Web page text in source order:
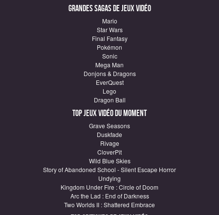
Grandes sagas de Jeux vidéo
Mario
Star Wars
Final Fantasy
Pokémon
Sonic
Mega Man
Donjons & Dragons
EverQuest
Lego
Dragon Ball
Top Jeux vidéo du moment
Grave Seasons
Duskfade
Rivage
CloverPit
Wild Blue Skies
Story of Abandoned School - Silent Escape Horror
Undying
Kingdom Under Fire : Circle of Doom
Arc the Lad : End of Darkness
Two Worlds II : Shattered Embrace